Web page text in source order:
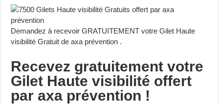
Demandez à recevoir GRATUITEMENT votre Gilet Haute
visibilité Gratuit de axa prévention .
Recevez gratuitement votre
Gilet Haute visibilité offert
par axa prévention !